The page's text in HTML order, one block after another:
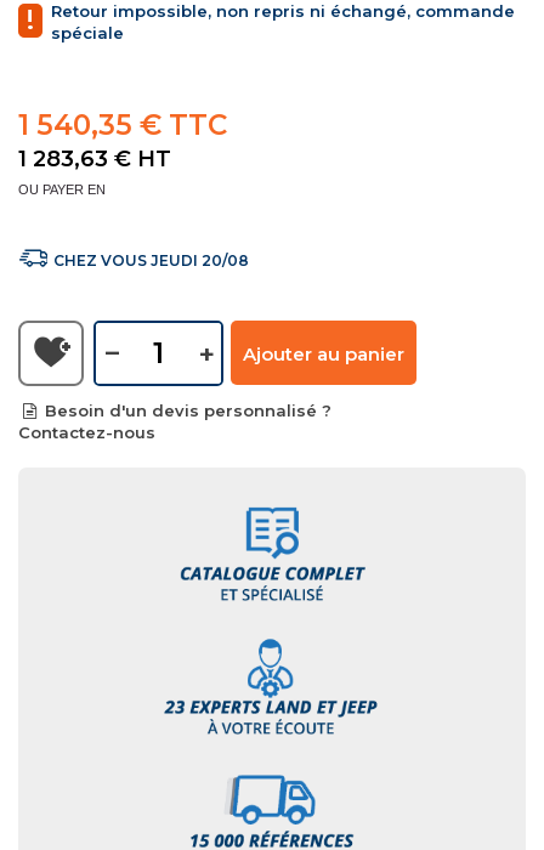
!
Retour impossible, non repris ni échangé, commande
spéciale
1 540,35 € TTC
1 283,63 € HT
OU PAYER EN
CHEZ VOUS JEUDI 20/08
– + Ajouter au panier
Besoin d'un devis personnalisé ?
Contactez-nous